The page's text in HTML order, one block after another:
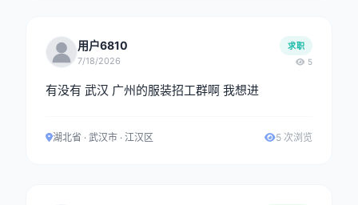
用户6810
7/18/2026
求职
5
有没有 武汉 广州的服装招工群啊 我想进
湖北省 · 武汉市 · 江汉区 5 次浏览